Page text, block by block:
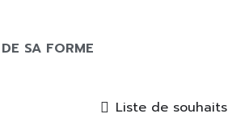
SA FORME
Liste de souhaits